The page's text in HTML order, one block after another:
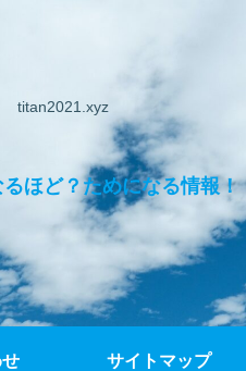
titan2021.xyz
ほど？ためになる情報！
サイトマップ